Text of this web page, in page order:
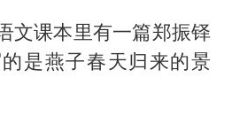
文课本里有一篇郑振铎
是燕子春天归来的景